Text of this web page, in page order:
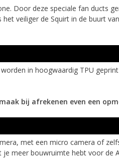
Door deze speciale fan ducts
veiliger de Squirt in de buurt
in hoogwaardig TPU
bij afrekenen even een
met een micro camera of
meer bouwruimte hebt voor de